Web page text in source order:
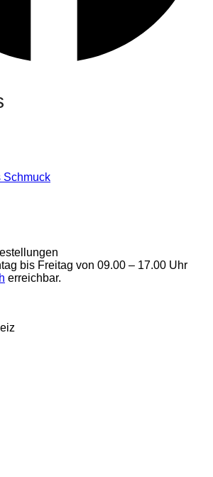
Schmuck
bis Freitag von 09.00 – 17.00 Uhr
erreichbar.